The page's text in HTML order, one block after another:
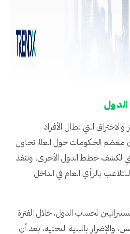
الدول
التي تطال الأفراد
معظم الحكومات حول العالم تحاول
لكشف خطط الدول الأخرى، وتنفذ
بالرأي العام في الداخل
لحساب الدول، خلال الفترة
والإضرار بالبنية التحتية، بعد أن